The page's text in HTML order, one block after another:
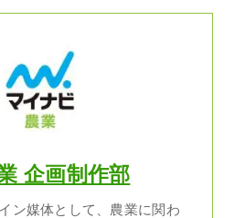
企画制作部
ン媒体として、農業に関わ